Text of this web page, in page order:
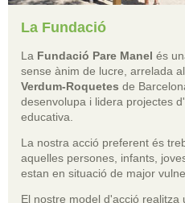
La Fundació
La Fundació Pare Manel és
sense ànim de lucre, arrelada
Verdum-Roquetes de
desenvolupa i lidera projectes
educativa.
La nostra acció preferent és
aquelles persones, infants,
estan en situació de major
El nostre model d'acció realitza